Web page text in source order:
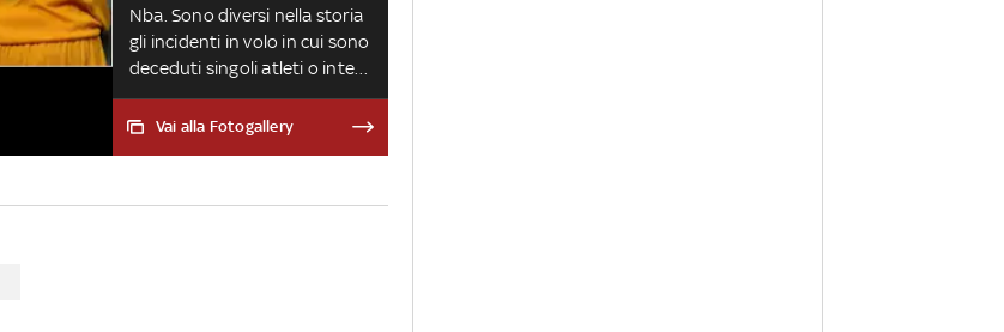
Nba. Sono diversi nella storia
gli incidenti in volo in cui sono
deceduti singoli atleti o intere
squadre
Vai alla Fotogallery